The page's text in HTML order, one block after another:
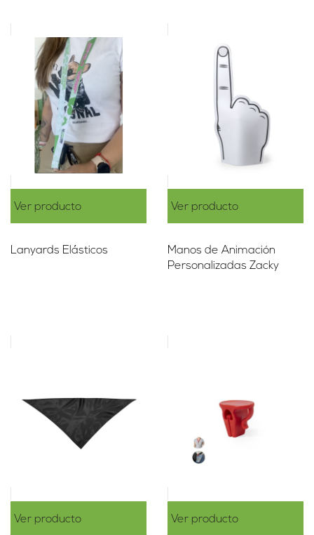
Ver producto
Lanyards Elásticos
Ver producto
Manos de Animación
Personalizadas Zacky
Ver producto Ver producto